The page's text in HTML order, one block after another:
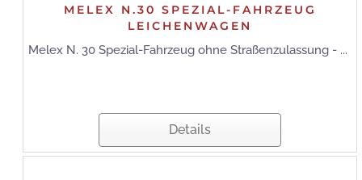
MELEX N.30 SPEZIAL-FAHRZEUG
LEICHENWAGEN
Melex N. 30 Spezial-Fahrzeug ohne Straßenzulassung - ...
Details